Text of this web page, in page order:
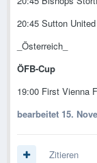
20:45 Sutton
_Österreich_
ÖFB-Cup
19:00 First Vienna
bearbeitet 15.
Zitieren